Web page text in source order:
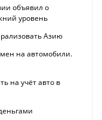
объявил о
уровень
Азию
на автомобили.
на учёт авто в